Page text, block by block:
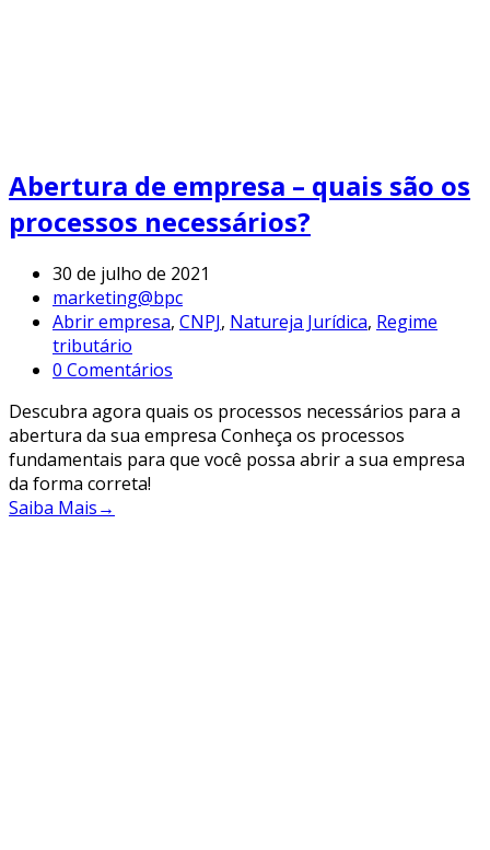
Abertura de empresa – quais são os
processos necessários?
30 de julho de 2021
marketing@bpc
Abrir empresa, CNPJ, Natureja Jurídica, Regime
tributário
0 Comentários
Descubra agora quais os processos necessários para a
abertura da sua empresa Conheça os processos
fundamentais para que você possa abrir a sua empresa
da forma correta!
Saiba Mais→